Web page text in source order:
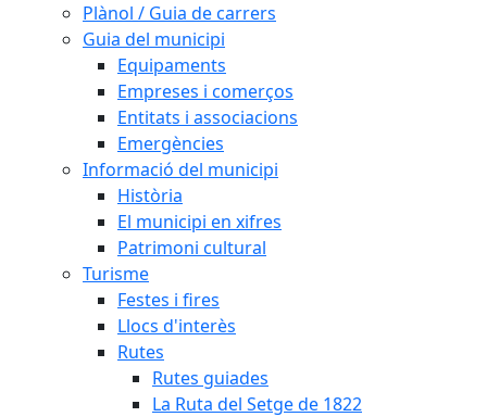
Plànol / Guia de carrers
Guia del municipi
Equipaments
Empreses i comerços
Entitats i associacions
Emergències
Informació del municipi
Història
El municipi en xifres
Patrimoni cultural
Turisme
Festes i fires
Llocs d'interès
Rutes
Rutes guiades
La Ruta del Setge de 1822